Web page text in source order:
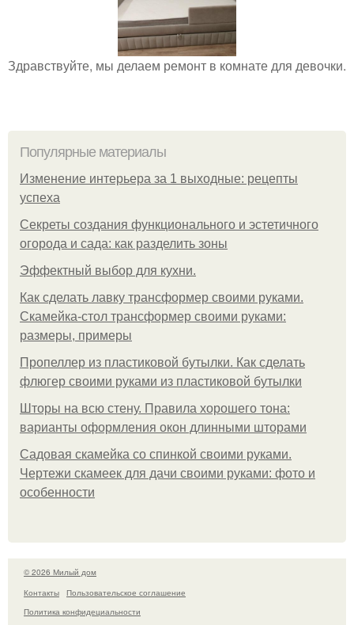
Здравствуйте, мы делаем ремонт в комнате для девочки.
Популярные материалы
Изменение интерьера за 1 выходные: рецепты
успеха
Секреты создания функционального и эстетичного
огорода и сада: как разделить зоны
Эффектный выбор для кухни.
Как сделать лавку трансформер своими руками.
Скамейка-стол трансформер своими руками:
размеры, примеры
Пропеллер из пластиковой бутылки. Как сделать
флюгер своими руками из пластиковой бутылки
Шторы на всю стену. Правила хорошего тона:
варианты оформления окон длинными шторами
Садовая скамейка со спинкой своими руками.
Чертежи скамеек для дачи своими руками: фото и
особенности
© 2026 Милый дом
Контакты
Пользовательское соглашение
Политика конфидециальности